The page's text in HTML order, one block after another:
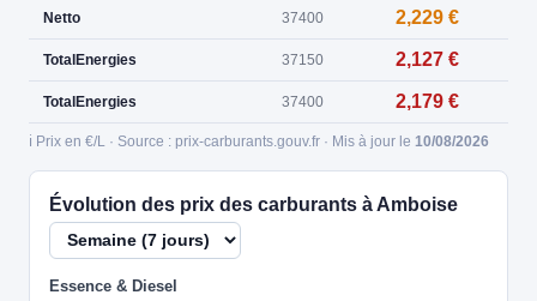
Netto 37400 2,229 €
TotalEnergies 37150 2,127 €
TotalEnergies 37400 2,179 €
ℹ️ Prix en €/L · Source : prix-carburants.gouv.fr · Mis à jour le 10/08/2026
Évolution des prix des carburants à Amboise
Essence & Diesel